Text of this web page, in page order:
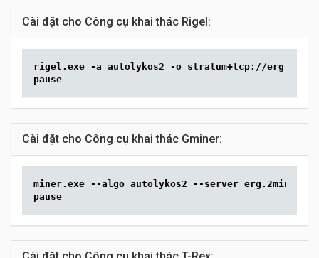
Cài đặt cho Công cụ khai thác Rigel:
rigel.exe -a autolykos2 -o stratum+tcp://
pause
Cài đặt cho Công cụ khai thác Gminer:
miner.exe --algo autolykos2 --server
pause